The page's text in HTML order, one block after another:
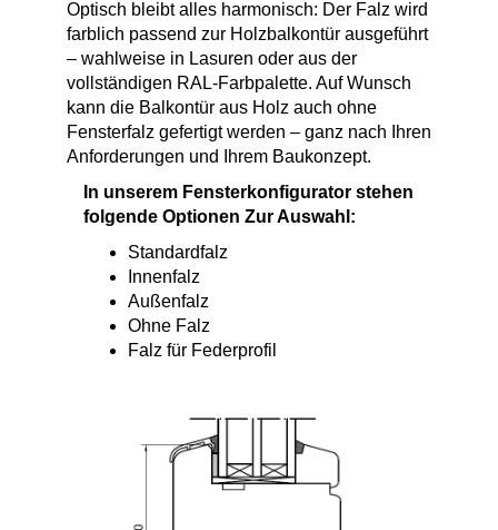
Optisch bleibt alles harmonisch: Der Falz wird
farblich passend zur Holzbalkontür ausgeführt
– wahlweise in Lasuren oder aus der
vollständigen RAL-Farbpalette. Auf Wunsch
kann die Balkontür aus Holz auch ohne
Fensterfalz gefertigt werden – ganz nach Ihren
Anforderungen und Ihrem Baukonzept.
In unserem Fensterkonfigurator stehen
folgende Optionen Zur Auswahl:
Standardfalz
Innenfalz
Außenfalz
Ohne Falz
Falz für Federprofil